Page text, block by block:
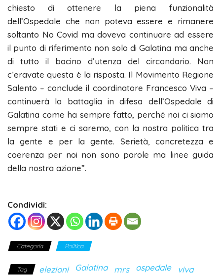
chiesto di ottenere la piena funzionalità
dell’Ospedale che non poteva essere e rimanere
soltanto No Covid ma doveva continuare ad essere
il punto di riferimento non solo di Galatina ma anche
di tutto il bacino d’utenza del circondario. Non
c’eravate questa è la risposta. Il Movimento Regione
Salento – conclude il coordinatore Francesco Viva –
continuerà la battaglia in difesa dell’Ospedale di
Galatina come ha sempre fatto, perché noi ci siamo
sempre stati e ci saremo, con la nostra politica tra
la gente e per la gente. Serietà, concretezza e
coerenza per noi non sono parole ma linee guida
della nostra azione”.
Condividi:
Categoria Politica
Tag elezioni Galatina mrs ospedale viva